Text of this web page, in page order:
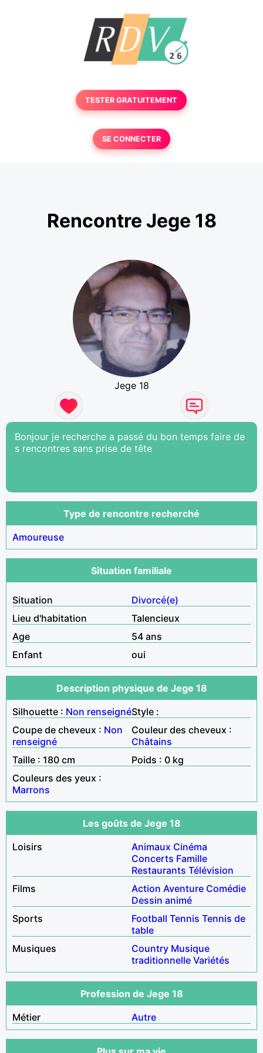
TESTER GRATUITEMENT
SE CONNECTER
Rencontre Jege 18
Jege 18
Bonjour je recherche a passé du bon temps faire de
s rencontres sans prise de tête
Type de rencontre recherché
Amoureuse
Situation familiale
Situation
Divorcé(e)
Lieu d'habitation
Talencieux
Age
54 ans
Enfant
oui
Description physique de Jege 18
Silhouette : Non renseignéStyle :
Coupe de cheveux : Non
renseigné
Couleur des cheveux :
Châtains
Taille : 180 cm
Poids : 0 kg
Couleurs des yeux :
Marrons
Les goûts de Jege 18
Loisirs
Animaux Cinéma
Concerts Famille
Restaurants Télévision
Films
Action Aventure Comédie
Dessin animé
Sports
Football Tennis Tennis de
table
Musiques
Country Musique
traditionnelle Variétés
Profession de Jege 18
Métier
Autre